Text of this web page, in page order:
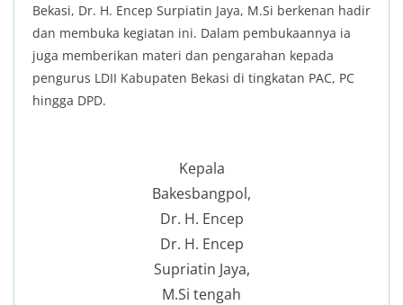
Bekasi, Dr. H. Encep Surpiatin Jaya, M.Si berkenan hadir
dan membuka kegiatan ini. Dalam pembukaannya ia
juga memberikan materi dan pengarahan kepada
pengurus LDII Kabupaten Bekasi di tingkatan PAC, PC
hingga DPD.
Kepala
Bakesbangpol,
Dr. H. Encep
Dr. H. Encep
Supriatin Jaya,
M.Si tengah